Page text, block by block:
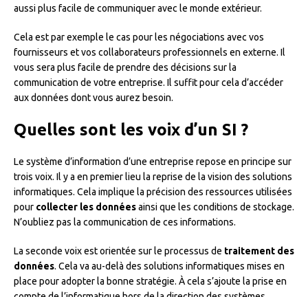
aussi plus facile de communiquer avec le monde extérieur.
Cela est par exemple le cas pour les négociations avec vos
fournisseurs et vos collaborateurs professionnels en externe. Il
vous sera plus facile de prendre des décisions sur la
communication de votre entreprise. Il suffit pour cela d’accéder
aux données dont vous aurez besoin.
Quelles sont les voix d’un SI ?
Le système d’information d’une entreprise repose en principe sur
trois voix. Il y a en premier lieu la reprise de la vision des solutions
informatiques. Cela implique la précision des ressources utilisées
pour collecter les donnéesainsi que les conditions de stockage.
N’oubliez pas la communication de ces informations.
La seconde voix est orientée sur le processus de traitement des
données. Cela va au-delà des solutions informatiques mises en
place pour adopter la bonne stratégie. À cela s’ajoute la prise en